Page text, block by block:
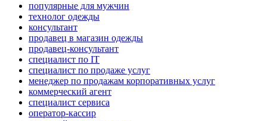
популярные для мужчин
технолог одежды
консультант
продавец в магазин одежды
продавец-консультант
специалист по IT
специалист по продаже услуг
менеджер по продажам корпоративных услуг
коммерческий агент
специалист сервиса
оператор-кассир